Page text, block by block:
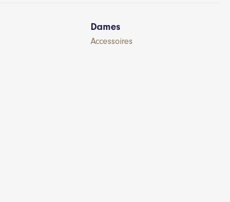
Dames
Accessoires